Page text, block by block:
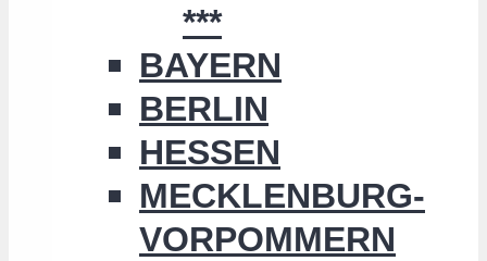
***
BAYERN
BERLIN
HESSEN
MECKLENBURG-
VORPOMMERN